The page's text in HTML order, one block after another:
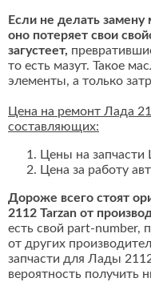
Если не делать замену
оно потеряет свои
загустеет,
то есть мазут. Такое
элементы, а только
Цена на ремонт Лада
составляющих:
Цены на запчасти
Цена за работу
Дороже всего стоят
2112 Tarzan от
есть свой part-number,
от других
запчасти для Лады
вероятность получить